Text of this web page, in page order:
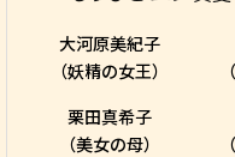
大河原美紀子
（妖精の女王）
栗田真希子
（美女の母）